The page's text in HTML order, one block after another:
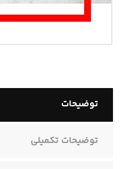
توضیحات
توضیحات تکمیلی